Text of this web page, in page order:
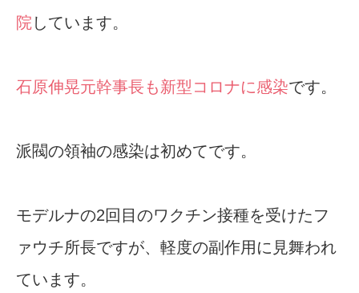
院しています。
石原伸晃元幹事長も新型コロナに感染です。
派閥の領袖の感染は初めてです。
モデルナの2回目のワクチン接種を受けたフ
ァウチ所長ですが、軽度の副作用に見舞われ
ています。